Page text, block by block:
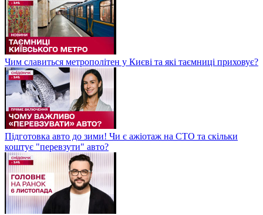
Чим славиться метрополітен у Києві та які таємниці приховує?
Підготовка авто до зими! Чи є ажіотаж на СТО та скільки
коштує "перевзути" авто?